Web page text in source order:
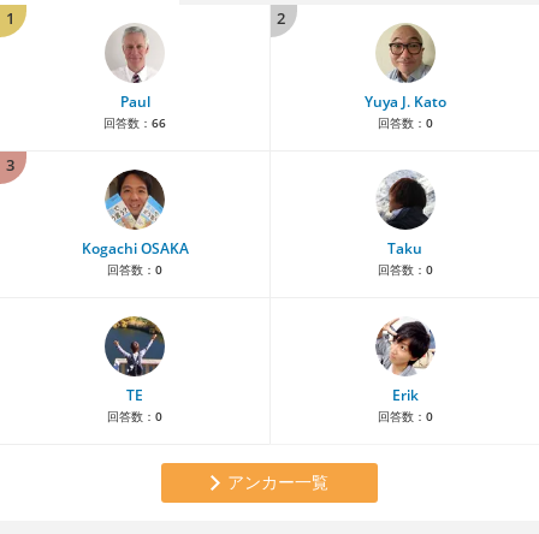
1
Paul
回答数： 66
2
Yuya J. Kato
回答数： 0
3
Kogachi OSAKA
回答数： 0
Taku
回答数： 0
TE
回答数： 0
Erik
回答数： 0
アンカー一覧